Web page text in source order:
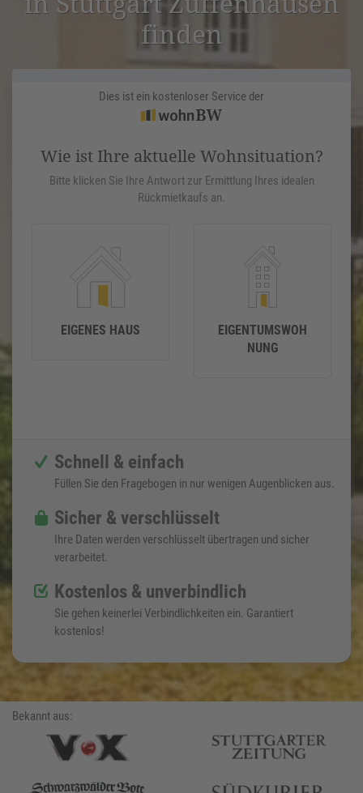
finden
Dies ist ein kostenloser Service der
Wie ist Ihre aktuelle Wohnsituation?
Bitte klicken Sie Ihre Antwort zur Ermittlung Ihres idealen
Rückmietkaufs an.
EIGENES HAUS
EIGENTUMSWOH
NUNG
Schnell & einfach
Füllen Sie den Fragebogen in nur wenigen Augenblicken aus.
Sicher & verschlüsselt
Ihre Daten werden verschlüsselt übertragen und sicher
verarbeitet.
Kostenlos & unverbindlich
Sie gehen keinerlei Verbindlichkeiten ein. Garantiert
kostenlos!
Bekannt aus: